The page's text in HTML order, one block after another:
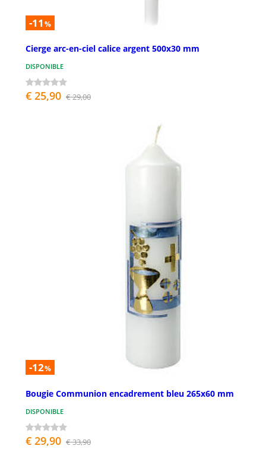
-11 %
Cierge arc-en-ciel calice argent 500x30 mm
DISPONIBLE
€ 25,90 € 29,00
-12%
Bougie Communion encadrement bleu 265x60 mm
DISPONIBLE
€ 29,90 € 33,90